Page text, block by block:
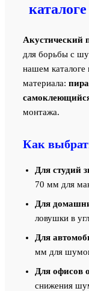
каталоге
Акустический
для борьбы с
нашем каталоге
материала:
монтажа.
Как
Для студий
70 мм для
Для
ловушки в
Для
мм для
Для офисов
снижения